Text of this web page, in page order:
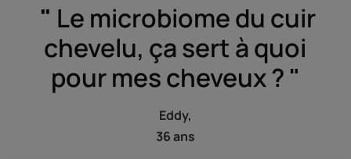
" Le microbiome du cuir
chevelu, ça sert à quoi
pour mes cheveux ? "
Eddy,
36 ans